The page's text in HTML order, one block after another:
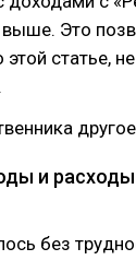
Это
статье,
и
без